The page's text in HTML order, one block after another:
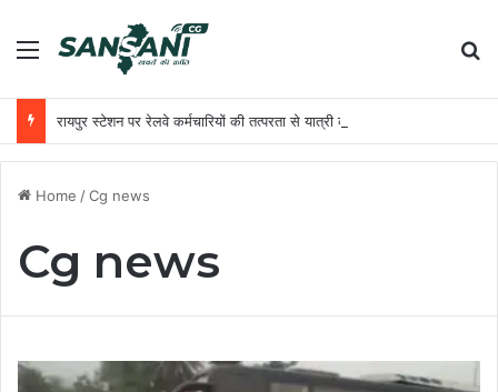
Menu
Home /Cg news
Cg news